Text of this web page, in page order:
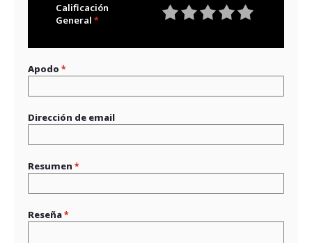
Calificación
General
Apodo
Dirección de email
Resumen
Reseña